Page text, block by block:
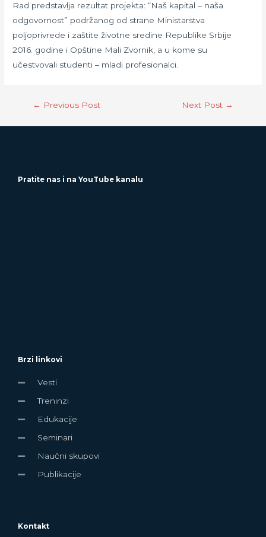
Rad predstavlja rezultat projekta: “Naš kapital – naša
odgovornost” podržanog od strane Ministarstva
poljoprivrede i zaštite životne sredine Republike Srbije
2016. godine i Opštine Mali Zvornik, a u kome su
učestvovali studenti – mladi profesionalci.
← Previous Post Next Post →
Pratite nas i na YouTube kanalu
Brzi linkovi
Vesti
Treninzi
Edukacije
Seminari
Naučni skupovi
Publikacije
Kontakt